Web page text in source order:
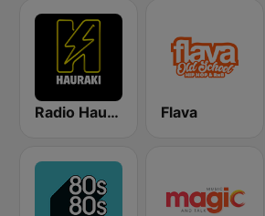
Radio Hauraki Flava